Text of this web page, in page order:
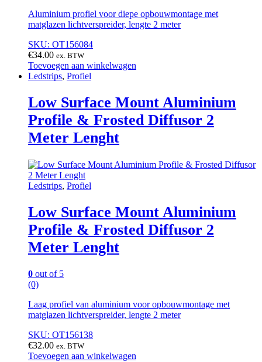
Aluminium profiel voor diepe opbouwmontage met
matglazen lichtverspreider, lengte 2 meter
SKU: OT156084
€34.00 ex. BTW
Toevoegen aan winkelwagen
Ledstrips, Profiel
Low Surface Mount Aluminium
Profile & Frosted Diffusor 2
Meter Lenght
Ledstrips, Profiel
Low Surface Mount Aluminium
Profile & Frosted Diffusor 2
Meter Lenght
0 out of 5
(0)
Laag profiel van aluminium voor opbouwmontage met
matglazen lichtverspreider, lengte 2 meter
SKU: OT156138
€32.00 ex. BTW
Toevoegen aan winkelwagen